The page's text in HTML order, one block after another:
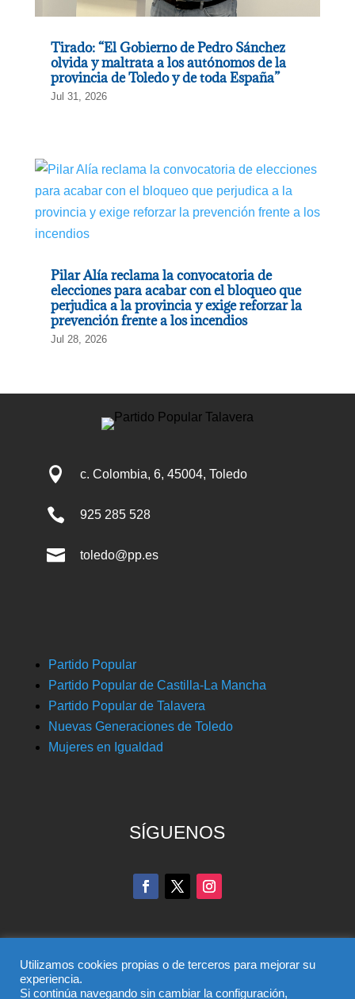
Tirado: “El Gobierno de Pedro Sánchez
olvida y maltrata a los autónomos de la
provincia de Toledo y de toda España”
Jul 31, 2026
Pilar Alía reclama la convocatoria de
elecciones para acabar con el bloqueo que
perjudica a la provincia y exige reforzar la
prevención frente a los incendios
Jul 28, 2026
 c. Colombia, 6, 45004, Toledo
 925 285 528
 toledo@pp.es
Partido Popular
Partido Popular de Castilla-La Mancha
Partido Popular de Talavera
Nuevas Generaciones de Toledo
Mujeres en Igualdad
SÍGUENOS
Utilizamos cookies propias o de terceros para mejorar su
experiencia.
Si continúa navegando sin cambiar la configuración,